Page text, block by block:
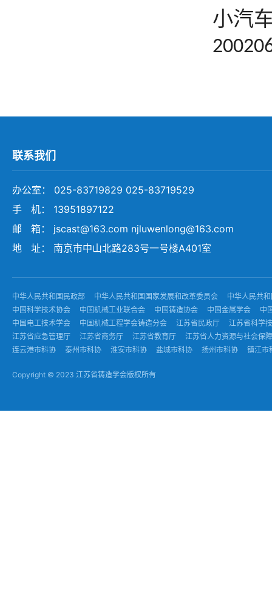
小汽
联系我们
办公室： 025-83719829 025-83719529
手 机： 13951897122
邮 箱： jscast@163.com njluwenlong@163.com
地 址： 南京市中山北路283号一号楼A401室
中华人民共和国民政部 中华人民共和国国家发展和改革委员会
中华人民共
中国科学技术协会
中国机械工业联合会 中国铸造协会 中国金属学会
中
中国电工技术学会
中国机械工程学会铸造分会 江苏省民政厅
江苏省科学
江苏省应急管理厅
江苏省商务厅 江苏省教育厅
江苏省人力资源与社会保
连云港市科协
泰州市科协 淮安市科协 盐城市科协 扬州市科协 镇江市
Copyright © 2023 江苏省铸造学会版权所有